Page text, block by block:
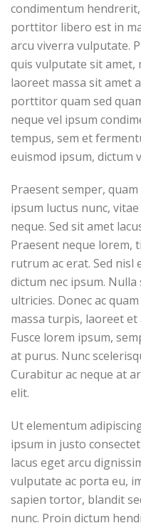
condimentum
porttitor libero est in
arcu viverra vulputate.
quis vulputate sit amet,
laoreet massa sit amet
porttitor quam sed
neque vel ipsum
tempus, sem et
euismod ipsum, dictum
Praesent semper,
ipsum luctus nunc,
neque. Sed sit amet
Praesent neque lorem,
rutrum ac erat. Sed nisl
dictum nec ipsum.
ultricies. Donec ac
massa turpis, laoreet et
Fusce lorem ipsum,
at purus. Nunc
Curabitur ac neque at
elit.
Ut elementum
ipsum in justo
lacus eget arcu
vulputate ac porta eu,
sapien tortor, blandit
nunc. Proin dictum